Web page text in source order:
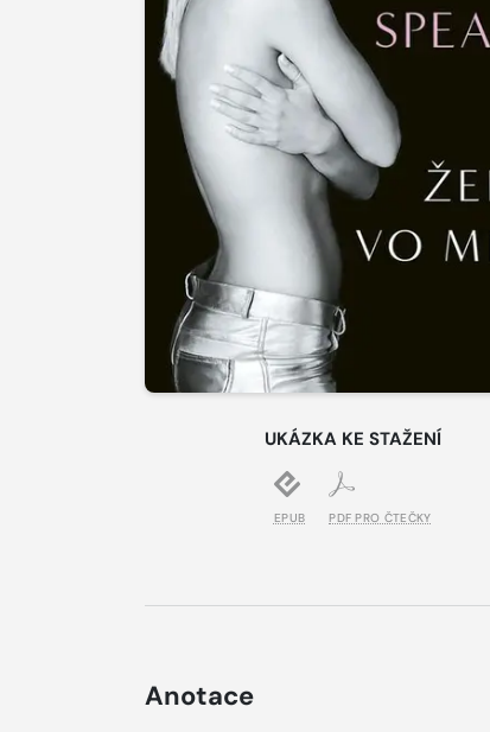
UKÁZKA KE STAŽENÍ
EPUB PDF PRO ČTEČKY
Anotace